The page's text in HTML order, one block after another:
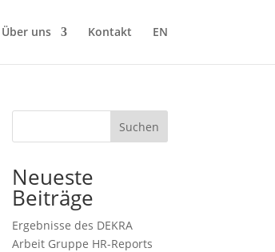
Über uns Kontakt EN
Suchen
Neueste
Beiträge
Ergeb­nisse des DEKRA
Arbeit Gruppe HR-Reports